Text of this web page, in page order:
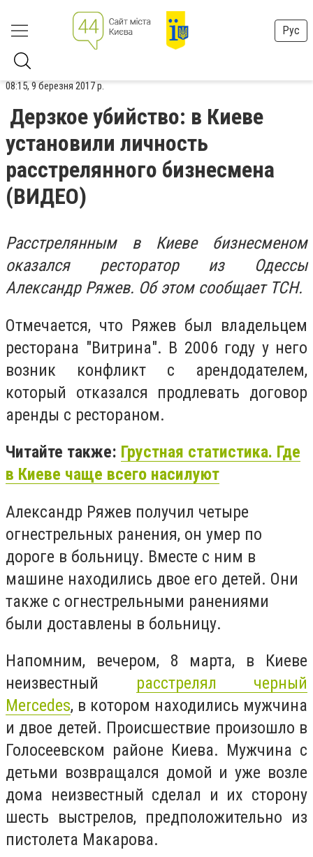
Рус
08:15, 9 березня 2017 р.
Дерзкое убийство: в Киеве
установили личность
расстрелянного бизнесмена
(ВИДЕО)
Расстрелянным в Киеве бизнесменом
оказался ресторатор из Одессы
Александр Ряжев. Об этом сообщает ТСН.
Отмечается, что Ряжев был владельцем
ресторана "Витрина". В 2006 году у него
возник конфликт с арендодателем,
который отказался продлевать договор
аренды с рестораном.
Читайте также: Грустная статистика. Где
в Киеве чаще всего насилуют
Александр Ряжев получил четыре
огнестрельных ранения, он умер по
дороге в больницу. Вместе с ним в
машине находились двое его детей. Они
также с огнестрельными ранениями
были доставлены в больницу.
Напомним, вечером, 8 марта, в Киеве
неизвестный расстрелял черный
Mercedes, в котором находились мужчина
и двое детей. Происшествие произошло в
Голосеевском районе Киева. Мужчина с
детьми возвращался домой и уже возле
дома неизвестный сделал и их сторону
шесть выстрелов, предположительно из
пистолета Макарова.